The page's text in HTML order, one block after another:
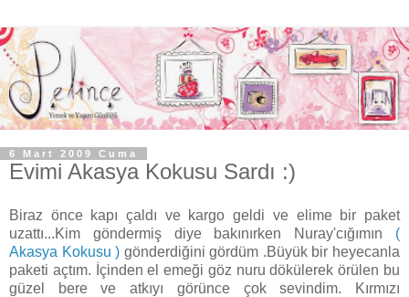
6 Mart 2009 Cuma
Evimi Akasya Kokusu Sardı :)
Biraz önce kapı çaldı ve kargo geldi ve elime bir paket
uzattı...Kim göndermiş diye bakınırken Nuray'cığımın (
Akasya Kokusu ) gönderdiğini gördüm .Büyük bir heyecanla
paketi açtım. İçinden el emeği göz nuru dökülerek örülen bu
güzel bere ve atkıyı görünce çok sevindim. Kırmızı